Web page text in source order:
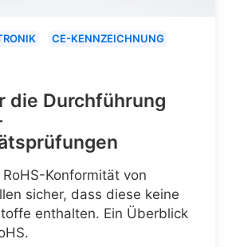
CE-KENNZEICHNUNG
die Durchführung
Konformität von
sicher, dass diese keine
enthalten. Ein Überblick